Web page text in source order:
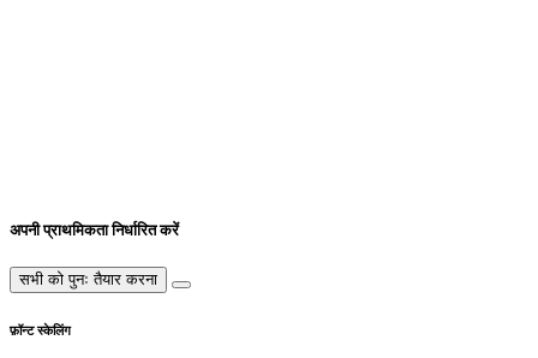
अपनी प्राथमिकता निर्धारित करें
सभी को पुनः तैयार करना
फ़ॉन्ट स्केलिंग